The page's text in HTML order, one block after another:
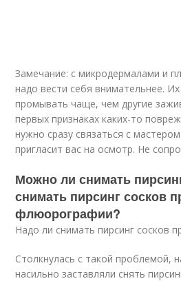
Замечание: с микродермалами и
надо вести себя внимательнее.
промывать чаще, чем другие
первых признаках каких-то
нужно сразу связаться с
пригласит вас на осмотр. Не
Можно ли снимать
снимать пирсинг сосков
флюорографии?
Надо ли снимать пирсинг сосков
Столкнулась с такой проблемой,
насильно заставляли снять